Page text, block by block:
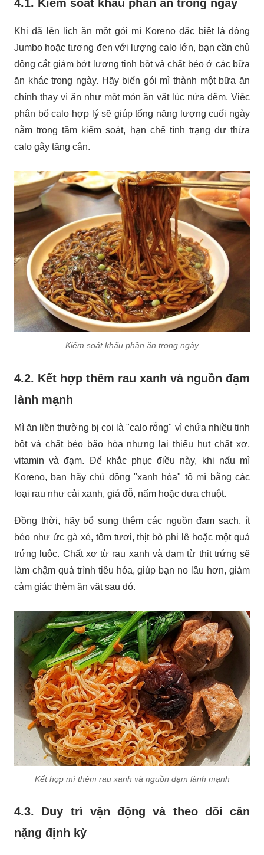
4.1. Kiểm soát khẩu phần ăn trong ngày
Khi đã lên lịch ăn một gói mì Koreno đặc biệt là dòng
Jumbo hoặc tương đen với lượng calo lớn, bạn cần chủ
động cắt giảm bớt lượng tinh bột và chất béo ở các bữa
ăn khác trong ngày. Hãy biến gói mì thành một bữa ăn
chính thay vì ăn như một món ăn vặt lúc nửa đêm. Việc
phân bổ calo hợp lý sẽ giúp tổng năng lượng cuối ngày
nằm trong tầm kiểm soát, hạn chế tình trạng dư thừa
calo gây tăng cân.
Kiểm soát khẩu phần ăn trong ngày
4.2. Kết hợp thêm rau xanh và nguồn đạm
lành mạnh
Mì ăn liền thường bị coi là "calo rỗng" vì chứa nhiều tinh
bột và chất béo bão hòa nhưng lại thiếu hụt chất xơ,
vitamin và đạm. Để khắc phục điều này, khi nấu mì
Koreno, bạn hãy chủ động "xanh hóa" tô mì bằng các
loại rau như cải xanh, giá đỗ, nấm hoặc dưa chuột.
Đồng thời, hãy bổ sung thêm các nguồn đạm sạch, ít
béo như ức gà xé, tôm tươi, thịt bò phi lê hoặc một quả
trứng luộc. Chất xơ từ rau xanh và đạm từ thịt trứng sẽ
làm chậm quá trình tiêu hóa, giúp bạn no lâu hơn, giảm
cảm giác thèm ăn vặt sau đó.
Kết hợp mì thêm rau xanh và nguồn đạm lành mạnh
4.3. Duy trì vận động và theo dõi cân
nặng định kỳ